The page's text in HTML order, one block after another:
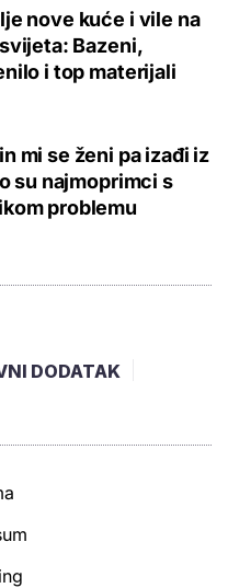
nove kuće i vile na
Bazeni,
i top materijali
mi se ženi pa izađi iz
su najmoprimci s
problemu
DODATAK